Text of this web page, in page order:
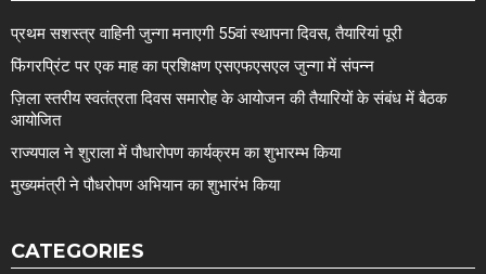
प्रथम सशस्त्र वाहिनी जुन्गा मनाएगी 55वां स्थापना दिवस, तैयारियां पूरी
फिंगरप्रिंट पर एक माह का प्रशिक्षण एसएफएसएल जुन्गा में संपन्न
ज़िला स्तरीय स्वतंत्रता दिवस समारोह के आयोजन की तैयारियों के संबंध में बैठक
आयोजित
राज्यपाल ने शुराला में पौधारोपण कार्यक्रम का शुभारम्भ किया
मुख्यमंत्री ने पौधरोपण अभियान का शुभारंभ किया
CATEGORIES